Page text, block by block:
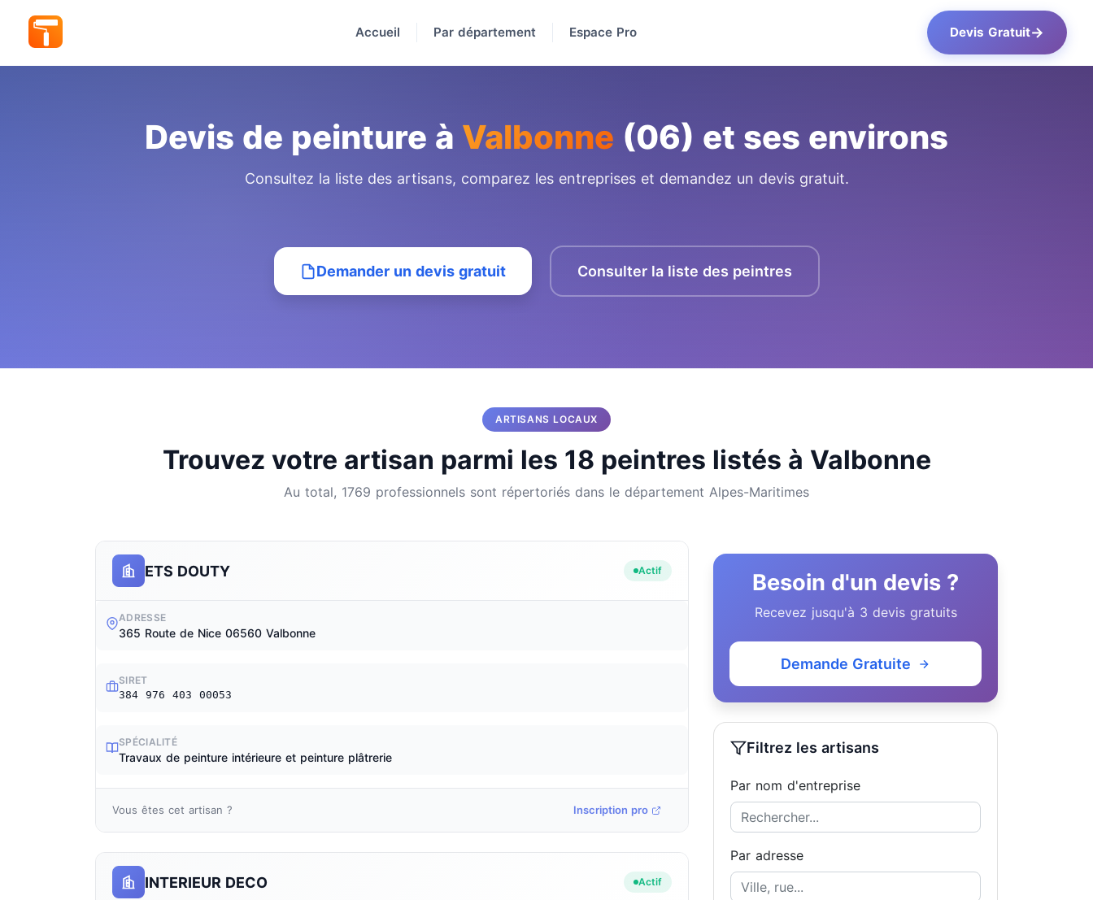
Accueil Par département Espace Pro Devis Gratuit→
Devis de peinture à Valbonne (06) et ses environs
Consultez la liste des artisans, comparez les entreprises et demandez un devis gratuit.
Demander un devis gratuit Consulter la liste des peintres
ARTISANS LOCAUX
Trouvez votre artisan parmi les 18 peintres listés à Valbonne
Au total, 1769 professionnels sont répertoriés dans le département Alpes-Maritimes
ETS DOUTY Actif
ADRESSE
365 Route de Nice 06560 Valbonne
SIRET
384 976 403 00053
SPÉCIALITÉ
Travaux de peinture intérieure et peinture plâtrerie
Vous êtes cet artisan ? Inscription pro
INTERIEUR DECO Actif
Besoin d'un devis ?
Recevez jusqu'à 3 devis gratuits
Demande Gratuite
Filtrez les artisans
Par nom d'entreprise
Par adresse